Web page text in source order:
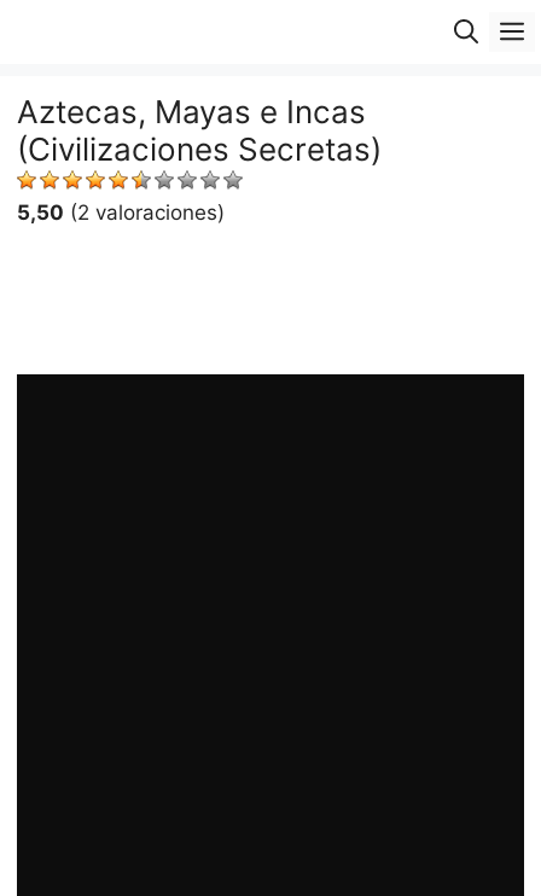
Aztecas, Mayas e Incas
(Civilizaciones Secretas)
5,50 (2 valoraciones)